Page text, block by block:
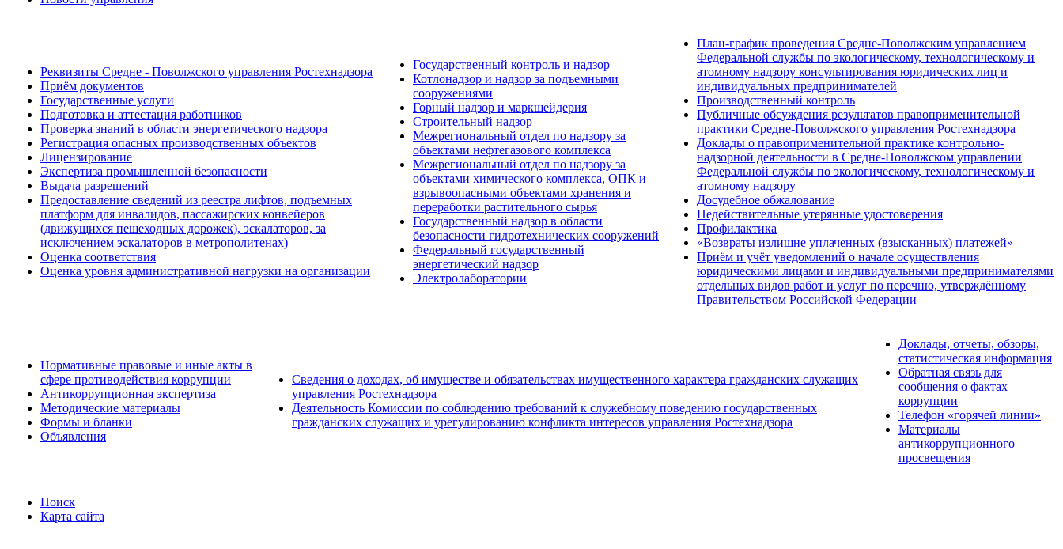
Реквизиты Средне - Поволжского управления Ростехнадзора
Приём документов
Государственные услуги
Подготовка и аттестация работников
Проверка знаний в области энергетического надзора
Регистрация опасных производственных объектов
Лицензирование
Экспертиза промышленной безопасности
Выдача разрешений
Предоставление сведений из реестра лифтов, подъемных
платформ для инвалидов, пассажирских конвейеров
(движущихся пешеходных дорожек), эскалаторов, за
исключением эскалаторов в метрополитенах)
Оценка соответствия
Оценка уровня административной нагрузки на организации
Государственный контроль и надзор
Котлонадзор и надзор за подъемными
сооружениями
Горный надзор и маркшейдерия
Строительный надзор
Межрегиональный отдел по надзору за
объектами нефтегазового комплекса
Межрегиональный отдел по надзору за
объектами химического комплекса, ОПК и
взрывоопасными объектами хранения и
переработки растительного сырья
Государственный надзор в области
безопасности гидротехнических сооружений
Федеральный государственный
энергетический надзор
Электролаборатории
План-график проведения Средне-Поволжским управлением
Федеральной службы по экологическому, технологическому и
атомному надзору консультирования юридических лиц и
индивидуальных предпринимателей
Производственный контроль
Публичные обсуждения результатов правоприменительной
практики Средне-Поволжского управления Ростехнадзора
Доклады о правоприменительной практике контрольно-
надзорной деятельности в Средне-Поволжском управлении
Федеральной службы по экологическому, технологическому и
атомному надзору
Досудебное обжалование
Недействительные утерянные удостоверения
Профилактика
«Возвраты излишне уплаченных (взысканных) платежей»
Приём и учёт уведомлений о начале осуществления
юридическими лицами и индивидуальными предпринимателями
отдельных видов работ и услуг по перечню, утверждённому
Правительством Российской Федерации
Нормативные правовые и иные акты в
сфере противодействия коррупции
Антикоррупционная экспертиза
Методические материалы
Формы и бланки
Объявления
Сведения о доходах, об имуществе и обязательствах имущественного характера гражданских служащих
управления Ростехнадзора
Деятельность Комиссии по соблюдению требований к служебному поведению государственных
гражданских служащих и урегулированию конфликта интересов управления Ростехнадзора
Доклады, отчеты, обзоры,
статистическая информация
Обратная связь для
сообщения о фактах
коррупции
Телефон «горячей линии»
Материалы
антикоррупционного
просвещения
Поиск
Карта сайта